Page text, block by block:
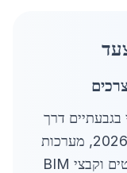
בגבעתיים דרך
טופס מקוון או שיחת טלפון. בשנת 2026, מערכות
דיגיטליות מאפשרות העלאת שרטוטים וקבצי BIM